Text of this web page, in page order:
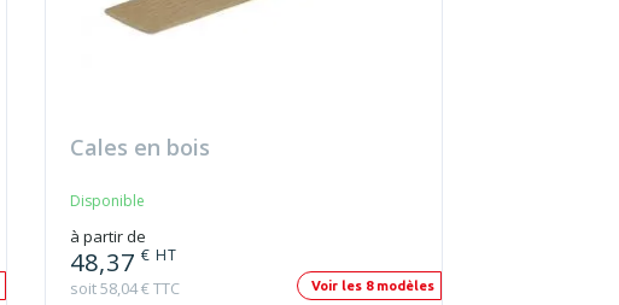
Cales en bois
Disponible
à partir de
48,37 € HT
soit 58,04 € TTC Voir les 8 modèles